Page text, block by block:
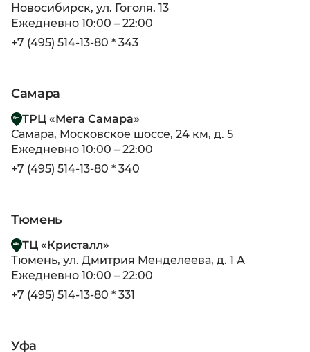
Новосибирск, ул. Гоголя, 13
Ежедневно 10:00 – 22:00
+7 (495) 514-13-80 * 343
Самара
ТРЦ «Мега Самара»
Самара, Московское шоссе, 24 км, д. 5
Ежедневно 10:00 – 22:00
+7 (495) 514-13-80 * 340
Тюмень
ТЦ «Кристалл»
Тюмень, ул. Дмитрия Менделеева, д. 1 А
Ежедневно 10:00 – 22:00
+7 (495) 514-13-80 * 331
Уфа